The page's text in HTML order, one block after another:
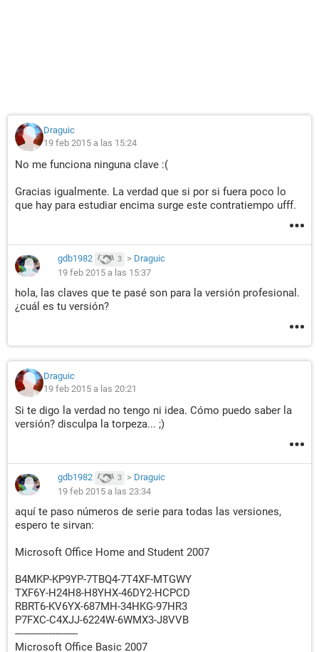
Draguic
19 feb 2015 a las 15:24
No me funciona ninguna clave :(
Gracias igualmente. La verdad que si por si fuera poco lo
que hay para estudiar encima surge este contratiempo ufff.
gdb1982 3 > Draguic
19 feb 2015 a las 15:37
hola, las claves que te pasé son para la versión profesional.
¿cuál es tu versión?
Draguic
19 feb 2015 a las 20:21
Si te digo la verdad no tengo ni idea. Cómo puedo saber la
versión? disculpa la torpeza... ;)
gdb1982 3 > Draguic
19 feb 2015 a las 23:34
aquí te paso números de serie para todas las versiones,
espero te sirvan:
Microsoft Office Home and Student 2007
B4MKP-KP9YP-7TBQ4-7T4XF-MTGWY
TXF6Y-H24H8-H8YHX-46DY2-HCPCD
RBRT6-KV6YX-687MH-34HKG-97HR3
P7FXC-C4XJJ-6224W-6WMX3-J8VVB
----------------------
Microsoft Office Basic 2007